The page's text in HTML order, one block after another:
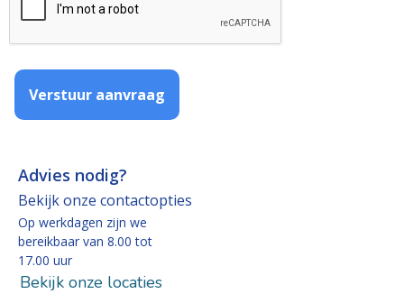
Verstuur aanvraag
Advies nodig?
Bekijk onze contactopties
Op werkdagen zijn we
bereikbaar van 8.00 tot
17.00 uur
Bekijk onze locaties